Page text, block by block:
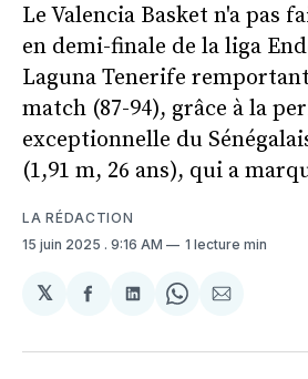
Le Valencia Basket n'a pas
en demi-finale de la liga
Laguna Tenerife
match (87-94), grâce à la
exceptionnelle du
(1,91 m, 26 ans), qui a
LA RÉDACTION
15 juin 2025 . 9:16 AM 1 lecture min
𝕏
Partager
Facebook
Partager
LinkedIn
Share
WhatsApp
Partager
Courriel